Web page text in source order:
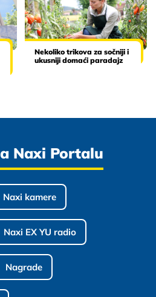
Nekoliko trikova za sočniji i
ukusniji domaći paradajz
Naxi Portalu
Naxi kamere
Naxi EX YU radio
Nagrade